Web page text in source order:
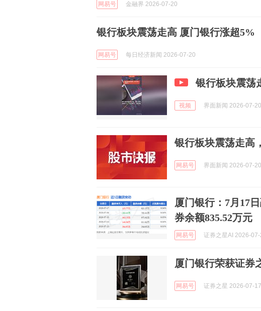
网易号 金融界 2026-07-20
银行板块震荡走高 厦门银行涨超5%
网易号 每日经济新闻 2026-07-20
银行板块震荡
视频 界面新闻 2026-07-20
银行板块震荡走高
网易号 界面新闻 2026-07-20
厦门银行：7月17
券余额835.52万元
网易号 证券之星AI 2026-07-
厦门银行荣获证券
网易号 证券之星 2026-07-17